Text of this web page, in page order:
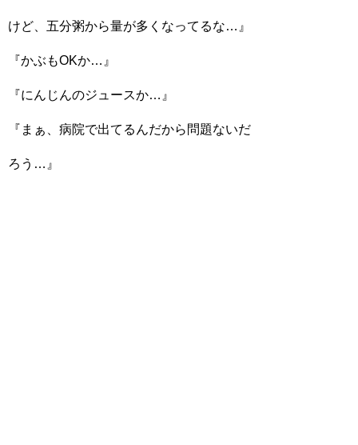
けど、五分粥から量が多くなってるな…』
『かぶもOKか…』
『にんじんのジュースか…』
『まぁ、病院で出てるんだから問題ないだ
ろう…』